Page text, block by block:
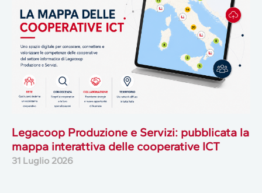
Legacoop Produzione e Servizi: pubblicata la
mappa interattiva delle cooperative ICT
31 Luglio 2026